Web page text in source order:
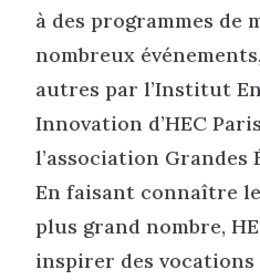
à des programmes de
nombreux
autres par l’Institut
Innovation d’HEC
l’association Grandes
En faisant connaître
plus grand nombre,
inspirer des vocations